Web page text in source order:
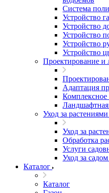
Система
Устройство
Устройство
Устройство
Устройство
Устройство
Проектирование и
Адаптация
Комплексное
Ландшафтная
Уход за
Уход за
Обработка
Услуги
Уход за
Каталог
Каталог